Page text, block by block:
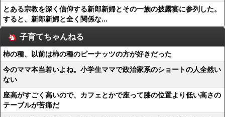
とある宗教を深く信仰する新郎新婦とその一族の披露宴に参列した。
すると、新郎新婦と全く関係な...
子育てちゃんねる
柿の種、以前は柿の種のピーナッツの方が好きだった
今のママ本当若いよね。小学生ママで政治家系のショートの人全然い
ない
座高がすごく高いので、カフェとかで座って膝の位置より低い高さの
テーブルが苦痛だ